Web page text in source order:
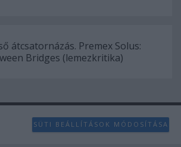
átcsatornázás. Premex Solus:
Bridges (lemezkritika)
SÜTI BEÁLLÍTÁSOK MÓDOSÍTÁSA